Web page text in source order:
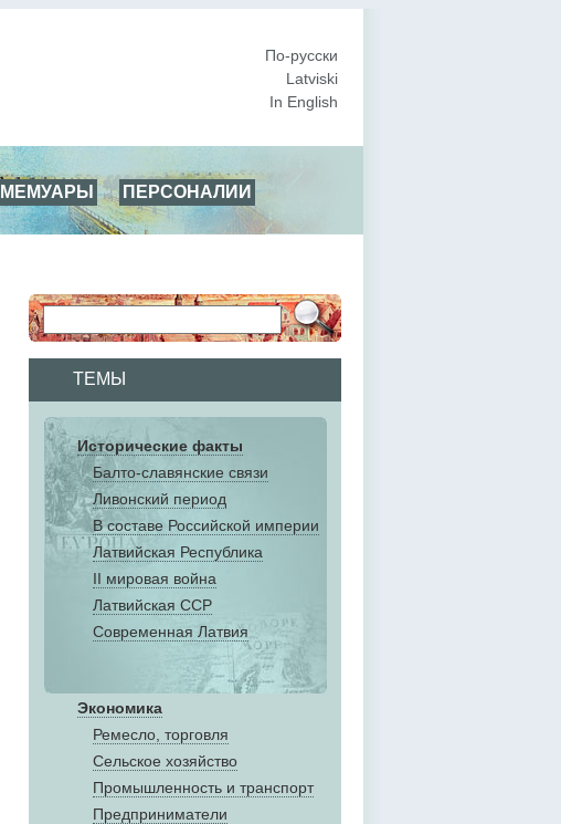
По-русски
Latviski
In English
МЕМУАРЫ
ПЕРСОНАЛИИ
ТЕМЫ
Исторические факты
Балто-славянские связи
Ливонский период
В составе Российской империи
Латвийская Республика
II мировая война
Латвийская ССР
Современная Латвия
Экономика
Ремесло, торговля
Сельское хозяйство
Промышленность и транспорт
Предприниматели